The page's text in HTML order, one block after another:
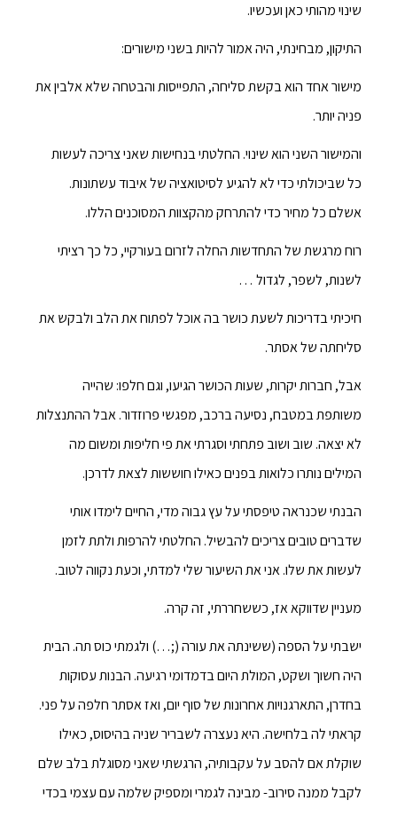
שינוי מהותי כאן ועכשיו.
התיקון, מבחינתי, היה אמור להיות בשני מישורים:
מישור אחד הוא בקשת סליחה, התפייסות והבטחה שלא אלבין את
פניה יותר.
והמישור השני הוא שינוי. החלטתי בנחישות שאני צריכה לעשות
כל שביכולתי כדי לא להגיע לסיטואציה של איבוד עשתונות.
אשלם כל מחיר כדי להתרחק מהקצוות המסוכנים הללו.
רוח מרגשת של התחדשות החלה לזרום בעורקיי, כל כך רציתי
לשנות, לשפר, לגדול …
חיכיתי בדריכות לשעת כושר בה אוכל לפתוח את הלב ולבקש את
סליחתה של אסתר.
אבל, חברות יקרות, שעות הכושר הגיעו, וגם חלפו: שהייה
משותפת במטבח, נסיעה ברכב, מפגשי פרוזדור. אבל ההתנצלות
לא יצאה. שוב ושוב פתחתי וסגרתי את פי חליפות ומשום מה
המילים נותרו כלואות בפנים כאילו חוששות לצאת לדרכן.
הבנתי שכנראה טיפסתי על עץ גבוה מדי, החיים לימדו אותי
שדברים טובים צריכים להבשיל. החלטתי להרפות ולתת לזמן
לעשות את שלו. אני את השיעור שלי למדתי, וכעת נקווה לטוב.
מעניין שדווקא אז, כששחררתי, זה קרה.
ישבתי על הספה (ששינתה את עורה (;…) ולגמתי כוס תה. הבית
היה חשוך ושקט, המולת היום בדמדומי רגיעה. הבנות עסוקות
בחדרן, התארגנויות אחרונות של סוף יום, ואז אסתר חלפה על פני.
קראתי לה בלחישה. היא נעצרה לשבריר שניה בהיסוס, כאילו
שוקלת אם להסב על עקבותיה, הרגשתי שאני מסוגלת בלב שלם
לקבל ממנה סירוב- מבינה לגמרי ומספיק שלמה עם עצמי בכדי